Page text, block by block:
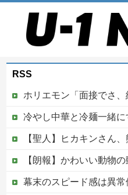
RSS
ホリエモン「面接でさ、納豆パックの薄いフ
冷やし中華と冷麺一緒に
【聖人】ヒカキンさん、熊
【朗報】かわいい動物の動画がストレス
幕末のスピード感は異常